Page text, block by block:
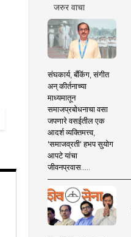
जरुर वाचा
संघकार्य, बँकिंग, संगीत
अन् कीर्तनाच्या
माध्यमातून
समाजप्रबोधनाचा वसा
जपणारे वसईतील एक
आदर्श व्यक्तिमत्त्व,
'समाजव्रती' हभप सुयोग
आपटे यांचा
जीवनप्रवास.....